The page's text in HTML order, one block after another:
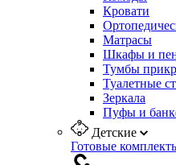
Кровати
Матрасы
Шкафы и
Тумбы
Туалетные
Зеркала
Пуфы и
Детские
Готовые